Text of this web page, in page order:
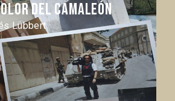
del camaleón
Lübbert